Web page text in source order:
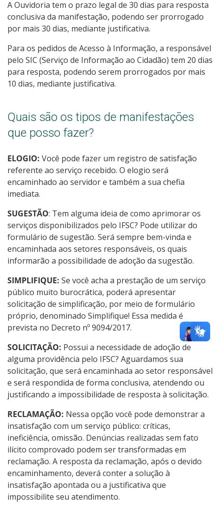
A Ouvidoria tem o prazo legal de 30 dias para resposta
conclusiva da manifestação, podendo ser prorrogado
por mais 30 dias, mediante justificativa.
Para os pedidos de Acesso à Informação, a responsável
pelo SIC (Serviço de Informação ao Cidadão) tem 20 dias
para resposta, podendo serem prorrogados por mais
10 dias, mediante justificativa.
Quais são os tipos de manifestações
que posso fazer?
ELOGIO: Você pode fazer um registro de satisfação
referente ao serviço recebido. O elogio será
encaminhado ao servidor e também a sua chefia
imediata.
SUGESTÃO: Tem alguma ideia de como aprimorar os
serviços disponibilizados pelo IFSC? Pode utilizar do
formulário de sugestão. Será sempre bem-vinda e
encaminhada aos setores responsáveis, os quais
informarão a possibilidade de adoção da sugestão.
SIMPLIFIQUE: Se você acha a prestação de um serviço
público muito burocrática, poderá apresentar
solicitação de simplificação, por meio de formulário
próprio, denominado Simplifique! Essa medida é
prevista no Decreto nº 9094/2017.
SOLICITAÇÃO: Possui a necessidade de adoção de
alguma providência pelo IFSC? Aguardamos sua
solicitação, que será encaminhada ao setor responsável
e será respondida de forma conclusiva, atendendo ou
justificando a impossibilidade de resposta à solicitação.
RECLAMAÇÃO: Nessa opção você pode demonstrar a
insatisfação com um serviço público: críticas,
ineficiência, omissão. Denúncias realizadas sem fato
ilícito comprovado podem ser transformadas em
reclamação. A resposta da reclamação, após o devido
encaminhamento, deverá conter a solução à
insatisfação apontada ou a justificativa que
impossibilite seu atendimento.